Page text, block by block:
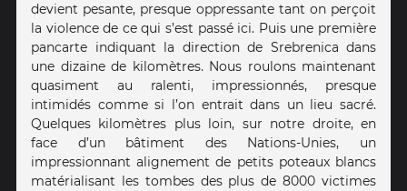
devient pesante, presque oppressante tant on perçoit
la violence de ce qui s’est passé ici. Puis une première
pancarte indiquant la direction de Srebrenica dans
une dizaine de kilomètres. Nous roulons maintenant
quasiment au ralenti, impressionnés, presque
intimidés comme si l’on entrait dans un lieu sacré.
Quelques kilomètres plus loin, sur notre droite, en
face d’un bâtiment des Nations-Unies, un
impressionnant alignement de petits poteaux blancs
matérialisant les tombes des plus de 8000 victimes